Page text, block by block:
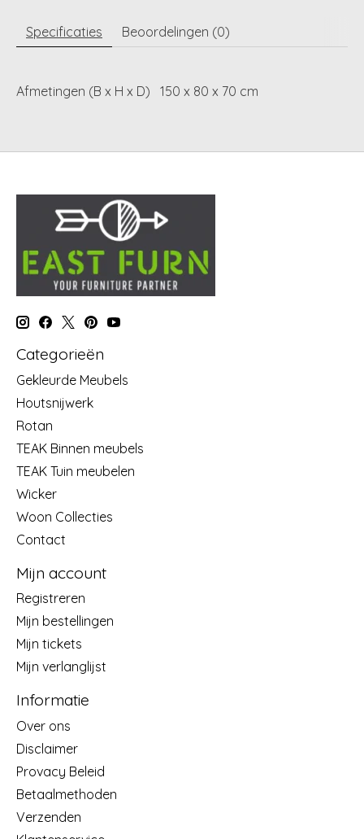
Specificaties Beoordelingen (0)
Afmetingen (B x H x D) 150 x 80 x 70 cm
Categorieën
Gekleurde Meubels
Houtsnijwerk
Rotan
TEAK Binnen meubels
TEAK Tuin meubelen
Wicker
Woon Collecties
Contact
Mijn account
Registreren
Mijn bestellingen
Mijn tickets
Mijn verlanglijst
Informatie
Over ons
Disclaimer
Provacy Beleid
Betaalmethoden
Verzenden